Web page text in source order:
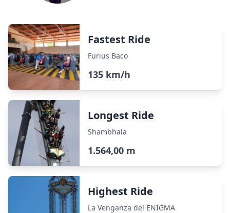
Fastest Ride
Furius Baco
135 km/h
Longest Ride
Shambhala
1.564,00 m
Highest Ride
La Venganza del ENIGMA